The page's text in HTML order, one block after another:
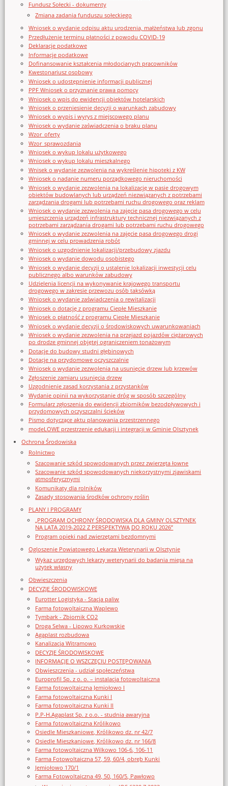
Fundusz Sołecki - dokumenty
Zmiana zadania funduszu sołeckiego
Wniosek o wydanie odpisu aktu urodzenia, małżeństwa lub zgonu
Przedłużenie terminu płatności z powodu COVID-19
Deklaracje podatkowe
Informacje podatkowe
Dofinansowanie kształcenia młodocianych pracowników
Kwestonariusz osobowy
Wniosek o udostępnienie informacji publicznej
PPF Wniosek o przyznanie prawa pomocy
Wniosek o wpis do ewidencji obiektów hotelarskich
Wniosek o przeniesienie decyzji o warunkach zabudowy
Wniosek o wypis i wyrys z miejscowego planu
Wniosek o wydanie zaświadczenia o braku planu
Wzor_oferty
Wzor_sprawozdania
Wniosek o wykup lokalu użytkowego
Wniosek o wykup lokalu mieszkalnego
Wnisek o wydanie zezwolenia na wykreślenie hipoteki z KW
Wniosek o nadanie numeru porządkowego nieruchomości
Wniosek o wydanie zezwolenia na lokalizację w pasie drogowym
obiektów budowlanych lub urządzeń niezwiązanych z potrzebami
zarządzania drogami lub potrzebami ruchu drogowego oraz reklam
Wniosek o wydanie zezwolenia na zajęcie pasa drogowego w celu
umieszczenia urządzeń infrastruktury technicznej niezwiązanych z
potrzebami zarządzania drogami lub potrzebami ruchu drogowego
Wniosek o wydanie zezwolenia na zajęcie pasa drogowego drogi
gminnej w celu prowadzenia robót
Wniosek o uzgodnienie lokalizacji/przebudowy zjazdu
Wniosek o wydanie dowodu osobistego
Wniosek o wydanie decyzji o ustalenie lokalizacji inwestycji celu
publicznego albo warunków zabudowy
Udzielenia licencji na wykonywanie krajowego transportu
drogowego w zakresie przewozu osób taksówką
Wniosek o wydanie zaświadczenia o rewitalizacji
Wniosek o dotację z programu Ciepłe Mieszkanie
Wniosek o płatność z programu Ciepłe Mieszkanie
Wniosek o wydanie decyzji o środowiskowych uwarunkowaniach
Wniosek o wydanie zezwolenia na przejazd pojazdów ciężarowych
po drodze gminnej objętej ograniczeniem tonażowym
Dotacje do budowy studni głębinowych
Dotacje na przydomowe oczyszczalnie
Wniosek o wydanie zezwolenia na usunięcie drzew lub krzewów
Zgłoszenie zamiaru usunięcia drzew
Uzgodnienie zasad korzystania z przystanków
Wydanie opinii na wykorzystanie dróg w sposób szczególny
Formularz zgłoszenia do ewidencji zbiorników bezodpływowych i
przydomowych oczyszczalni ścieków
Pismo dotyczące aktu planowania przestrzennego
modeLOWE przestrzenie edukacji i integracji w Gminie Olsztynek
Ochrona Środowiska
Rolnictwo
Szacowanie szkód spowodowanych przez zwierzęta łowne
Szacowanie szkód spowodowanych niekorzystnymi zjawiskami
atmosferycznymi
Komunikaty dla rolników
Zasady stosowania środków ochrony roślin
PLANY I PROGRAMY
„PROGRAM OCHRONY ŚRODOWISKA DLA GMINY OLSZTYNEK
NA LATA 2019-2022 Z PERSPEKTYWĄ DO ROKU 2026”
Program opieki nad zwierzętami bezdomnymi
Ogloszenie Powiatowego Lekarza Weterynarii w Olsztynie
Wykaz urzędowych lekarzy weterynarii do badania mięsa na
użytek własny
Obwieszczenia
DECYZJE ŚRODOWISKOWE
Eurotter Logistyka - Stacja paliw
Farma fotowoltaiczna Waplewo
Tymbark - Zbiornik CO2
Droga Selwa - Lipowo Kurkowskie
Agaplast rozbudowa
Kanalizacja Witramowo
DECYZJE ŚRODOWISKOWE
INFORMACJE O WSZCZĘCIU POSTĘPOWANIA
Obwieszczenia - udział społeczeństwa
Europrofil Sp. z o. o. – instalacja fotowoltaiczna
Farma fotowoltaiczna Jemiołowo I
Farma fotowoltaiczna Kunki I
Farma fotowoltaiczna Kunki II
P.P-H.Agaplast Sp. z o.o. - studnia awaryjna
Farma fotowoltaiczna Królikowo
Osiedle Mieszkaniowe, Królikowo dz. nr 42/7
Osiedle Mieszkaniowe, Królikowo dz. nr 166/8
Farma fotowoltaiczna Wilkowo 106-6, 106-11
Farma Fotowoltaiczna 57, 59, 60/4, obręb Kunki
Jemiołowo 170/1
Farma Fotowoltaiczna 49, 50, 160/5, Pawłowo